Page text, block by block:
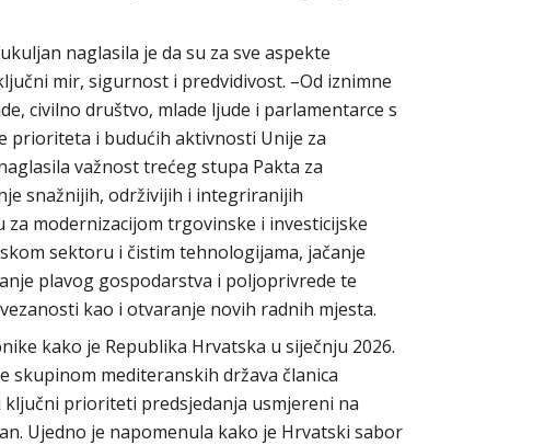
naglasila je da su za sve aspekte
mir, sigurnost i predvidivost. –Od iznimne
civilno društvo, mlade ljude i parlamentarce s
prioriteta i budućih aktivnosti Unije za
važnost trećeg stupa Pakta za
snažnijih, održivijih i integriranijih
modernizacijom trgovinske i investicijske
sektoru i čistim tehnologijama, jačanje
plavog gospodarstva i poljoprivrede te
kao i otvaranje novih radnih mjesta.
kako je Republika Hrvatska u siječnju 2026.
skupinom mediteranskih država članica
ključni prioriteti predsjedanja usmjereni na
Ujedno je napomenula kako je Hrvatski sabor